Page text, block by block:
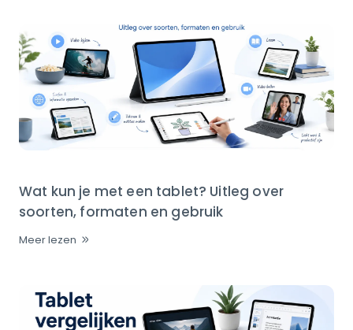
Wat kun je met een tablet? Uitleg over
soorten, formaten en gebruik
Meer lezen